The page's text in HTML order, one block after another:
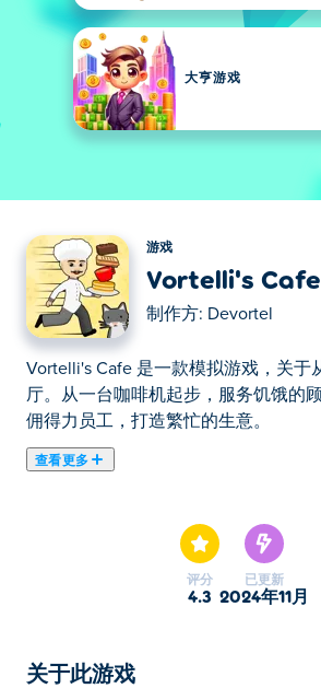
大亨游戏
游戏
Vortelli's Cafe
制作方: Devortel
Vortelli's Cafe 是一款模拟游戏，关于
厅。从一台咖啡机起步，服务饥饿的
佣得力员工，打造繁忙的生意。
查看更多
始，为顾客服务，并通过解锁新食谱
助手让事情顺利进行，装饰您的空间
通过增加更多桌子和多样化菜肴继续
如何玩 Vortelli's Cafe？
评分
4.3
已更新
2024年11月
关于此游戏